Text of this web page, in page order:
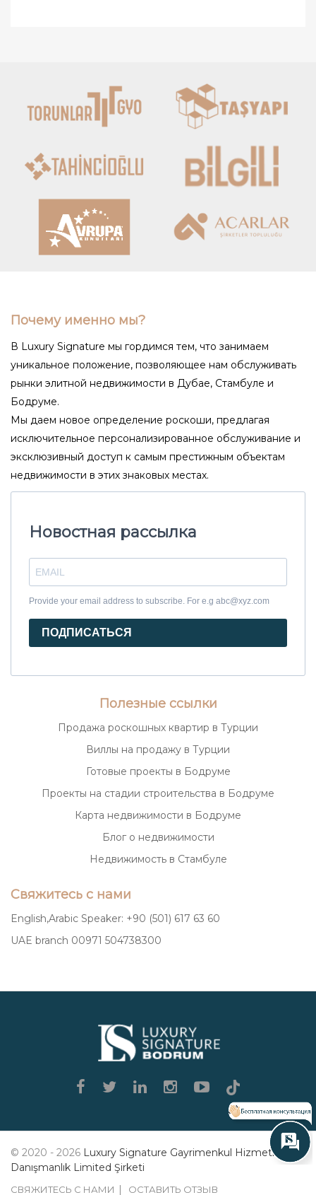
Почему именно мы?
В Luxury Signature мы гордимся тем, что занимаем
уникальное положение, позволяющее нам обслуживать
рынки элитной недвижимости в Дубае, Стамбуле и
Бодруме.
Мы даем новое определение роскоши, предлагая
исключительное персонализированное обслуживание и
эксклюзивный доступ к самым престижным объектам
недвижимости в этих знаковых местах.
Новостная рассылка
Provide your email address to subscribe. For e.g abc@xyz.com
ПОДПИСАТЬСЯ
Полезные ссылки
Продажа роскошных квартир в Турции
Виллы на продажу в Турции
Готовые проекты в Бодруме
Проекты на стадии строительства в Бодруме
Карта недвижимости в Бодруме
Блог о недвижимости
Недвижимость в Стамбуле
Свяжитесь с нами
English,Arabic Speaker: +90 (501) 617 63 60
UAE branch 00971 504738300
© 2020 - 2026 Luxury Signature Gayrimenkul Hizmetleri
Danışmanlık Limited Şirketi
СВЯЖИТЕСЬ С НАМИ ОСТАВИТЬ ОТЗЫВ